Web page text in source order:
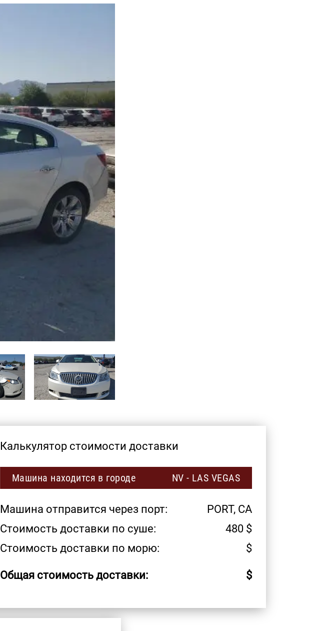
Калькулятор стоимости доставки
Машина находится в городе NV - LAS VEGAS
Машина отправится через порт:
PORT, CA
Стоимость доставки по суше:
480 $
Стоимость доставки по морю:
$
Общая стоимость доставки: $